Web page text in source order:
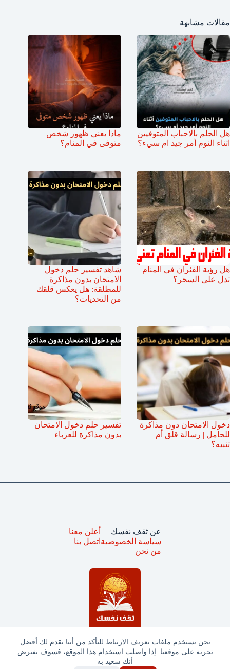
نحن نستخدم ملفات تعريف الارتباط للتأكد من أننا نقدم لك أفضل
تجربة على موقعنا. إذا واصلت استخدام هذا الموقع، فسوف نفترض
أنك سعيد به
مقالات مشابهة
هل الحلم بالاحباب المتوفيين
اثناء النوم أمر جيد ام سيء؟
ماذا يعني ظهور شخص
متوفى في المنام؟
هل رؤية الفئران في المنام
تدل على السحر؟
شاهد تفسير حلم دخول
الامتحان بدون مذاكرة
للمطلقة: هل يعكس قلقك
من التحديات؟
دخول الامتحان دون مذاكرة
للحامل | رسالة قلق أم
تنبيه؟
تفسير حلم دخول الامتحان
بدون مذاكرة للعزباء
جميع الحقوق محفوظة © ثقف نفسك 2025
عن ثقف نفسك
سياسة الخصوصية
من نحن
أعلن معنا
اتصل بنا